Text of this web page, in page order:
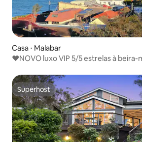
Casa ⋅ Malabar
♥️NOVO luxo VIP 5/5 estrelas à beira-
Superhost
Superhost